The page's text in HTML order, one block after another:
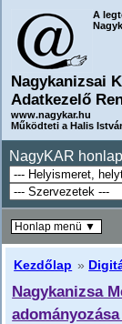
A
Nagykanizsai
Adatkezelő
www.nagykar.hu
Működteti a Halis
NagyKAR
Kezdőlap »
Nagykanizsa
adományozása
Honlap menü ▼